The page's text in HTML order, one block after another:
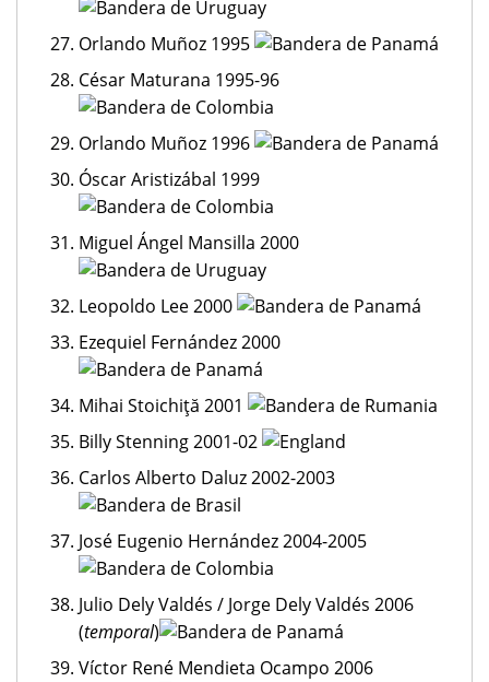
Orlando Muñoz 1995
César Maturana 1995-96
Orlando Muñoz 1996
Óscar Aristizábal 1999
Miguel Ángel Mansilla 2000
Leopoldo Lee 2000
Ezequiel Fernández 2000
Mihai Stoichiţă 2001
Billy Stenning 2001-02
Carlos Alberto Daluz 2002-2003
José Eugenio Hernández 2004-2005
Julio Dely Valdés / Jorge Dely Valdés 2006
(temporal)
Víctor René Mendieta Ocampo 2006